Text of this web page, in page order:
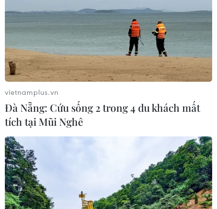
TIN CÙNG CHUYÊN MỤC
Nga và Syria đạt thỏa thuận mới về
tương lai hai căn cứ chiến lược
09/08/2026 15:21
vietnamplus.vn
Đà Nẵng: Cứu sống 2 trong 4 du khách mất
tích tại Mũi Nghê